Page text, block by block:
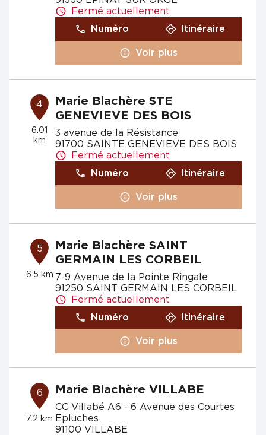
Fermé actuellement
Numéro
Itinéraire
Voir plus
4
6.01
km
Marie Blachère STE
GENEVIEVE DES BOIS
3 avenue de la Résistance
91700 SAINTE GENEVIEVE DES BOIS
Fermé actuellement
Numéro
Itinéraire
Voir plus
5
6.5 km
Marie Blachère SAINT
GERMAIN LES CORBEIL
7-9 Avenue de la Pointe Ringale
91250 SAINT GERMAIN LES CORBEIL
Fermé actuellement
Numéro
Itinéraire
Voir plus
6
7.2 km
Marie Blachère VILLABE
CC Villabé A6 - 6 Avenue des Courtes
Epluches
91100 VILLABE